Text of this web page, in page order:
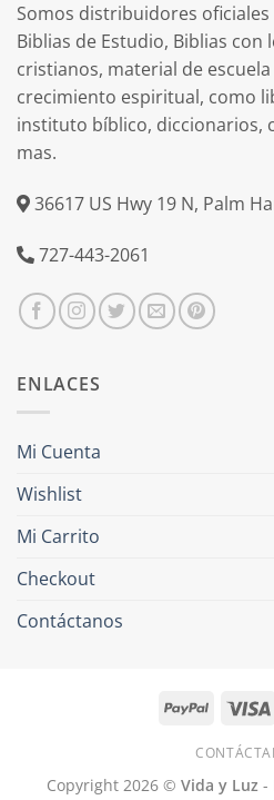
Somos distribuidores oficiales
Biblias de Estudio, Biblias
cristianos, material de
crecimiento espiritual, como
instituto bíblico, diccionarios,
mas.
36617 US Hwy 19 N, Palm
727-443-2061
ENLACES
Mi Cuenta
Wishlist
Mi Carrito
Checkout
Contáctanos
PayPal
Copyright 2026 © Vida y Luz -